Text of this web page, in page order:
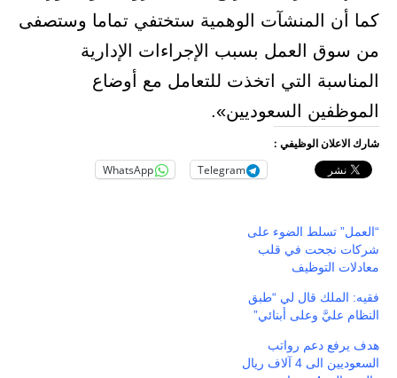
كما أن المنشآت الوهمية ستختفي تماما وستصفى
من سوق العمل بسبب الإجراءات الإدارية
المناسبة التي اتخذت للتعامل مع أوضاع
الموظفين السعوديين».
شارك الاعلان الوظيفي :
Telegram
WhatsApp
“العمل” تسلط الضوء على
شركات نجحت في قلب
معادلات التوظيف
فقيه: الملك قال لي “طبق
النظام عليَّ وعلى أبنائي”
هدف يرفع دعم رواتب
السعوديين الى 4 آلاف ريال